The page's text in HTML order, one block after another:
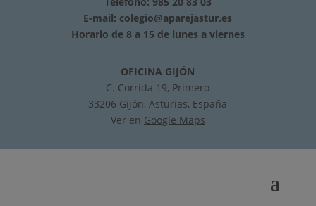
E-mail: colegio@aparejastur.es
Horario de 8 a 15 de lunes a viernes
OFICINA GIJÓN
C. Corrida 19, Primero
33206 Gijón, Asturias, España
Ver en Google Maps